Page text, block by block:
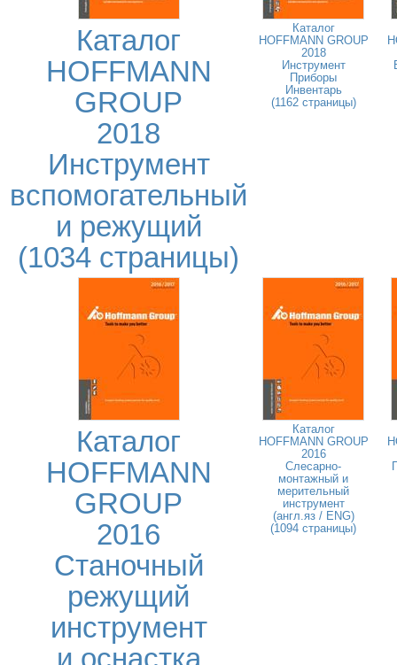
Каталог
HOFFMANN
GROUP
2018
Инструмент
вспомогательный
и режущий
(1034 страницы)
Каталог
HOFFMANN GROUP
2018
Инструмент
Приборы
Инвентарь
(1162 страницы)
Каталог
HOFFMANN
GROUP
2016
Станочный
режущий
инструмент
Каталог
HOFFMANN GROUP
2016
Слесарно-
монтажный и
мерительный
инструмент
(англ.яз / ENG)
(1094 страницы)